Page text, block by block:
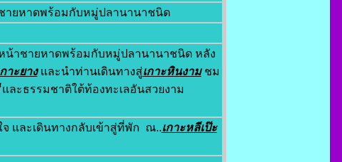
ยหาดพร้อมกับหมู่ปลานานาชนิด
าชายหาดพร้อมกับหมู่ปลานานาชนิด หลัง
กาะยางและนำท่านเดินทางสู่เกาะหินงามชม
ละธรรมชาติใต้ท้องทะเลอันสวยงาม
และเดินทางกลับเข้าสู่ที่พัก ณ..เกาะหลีเป๊ะ